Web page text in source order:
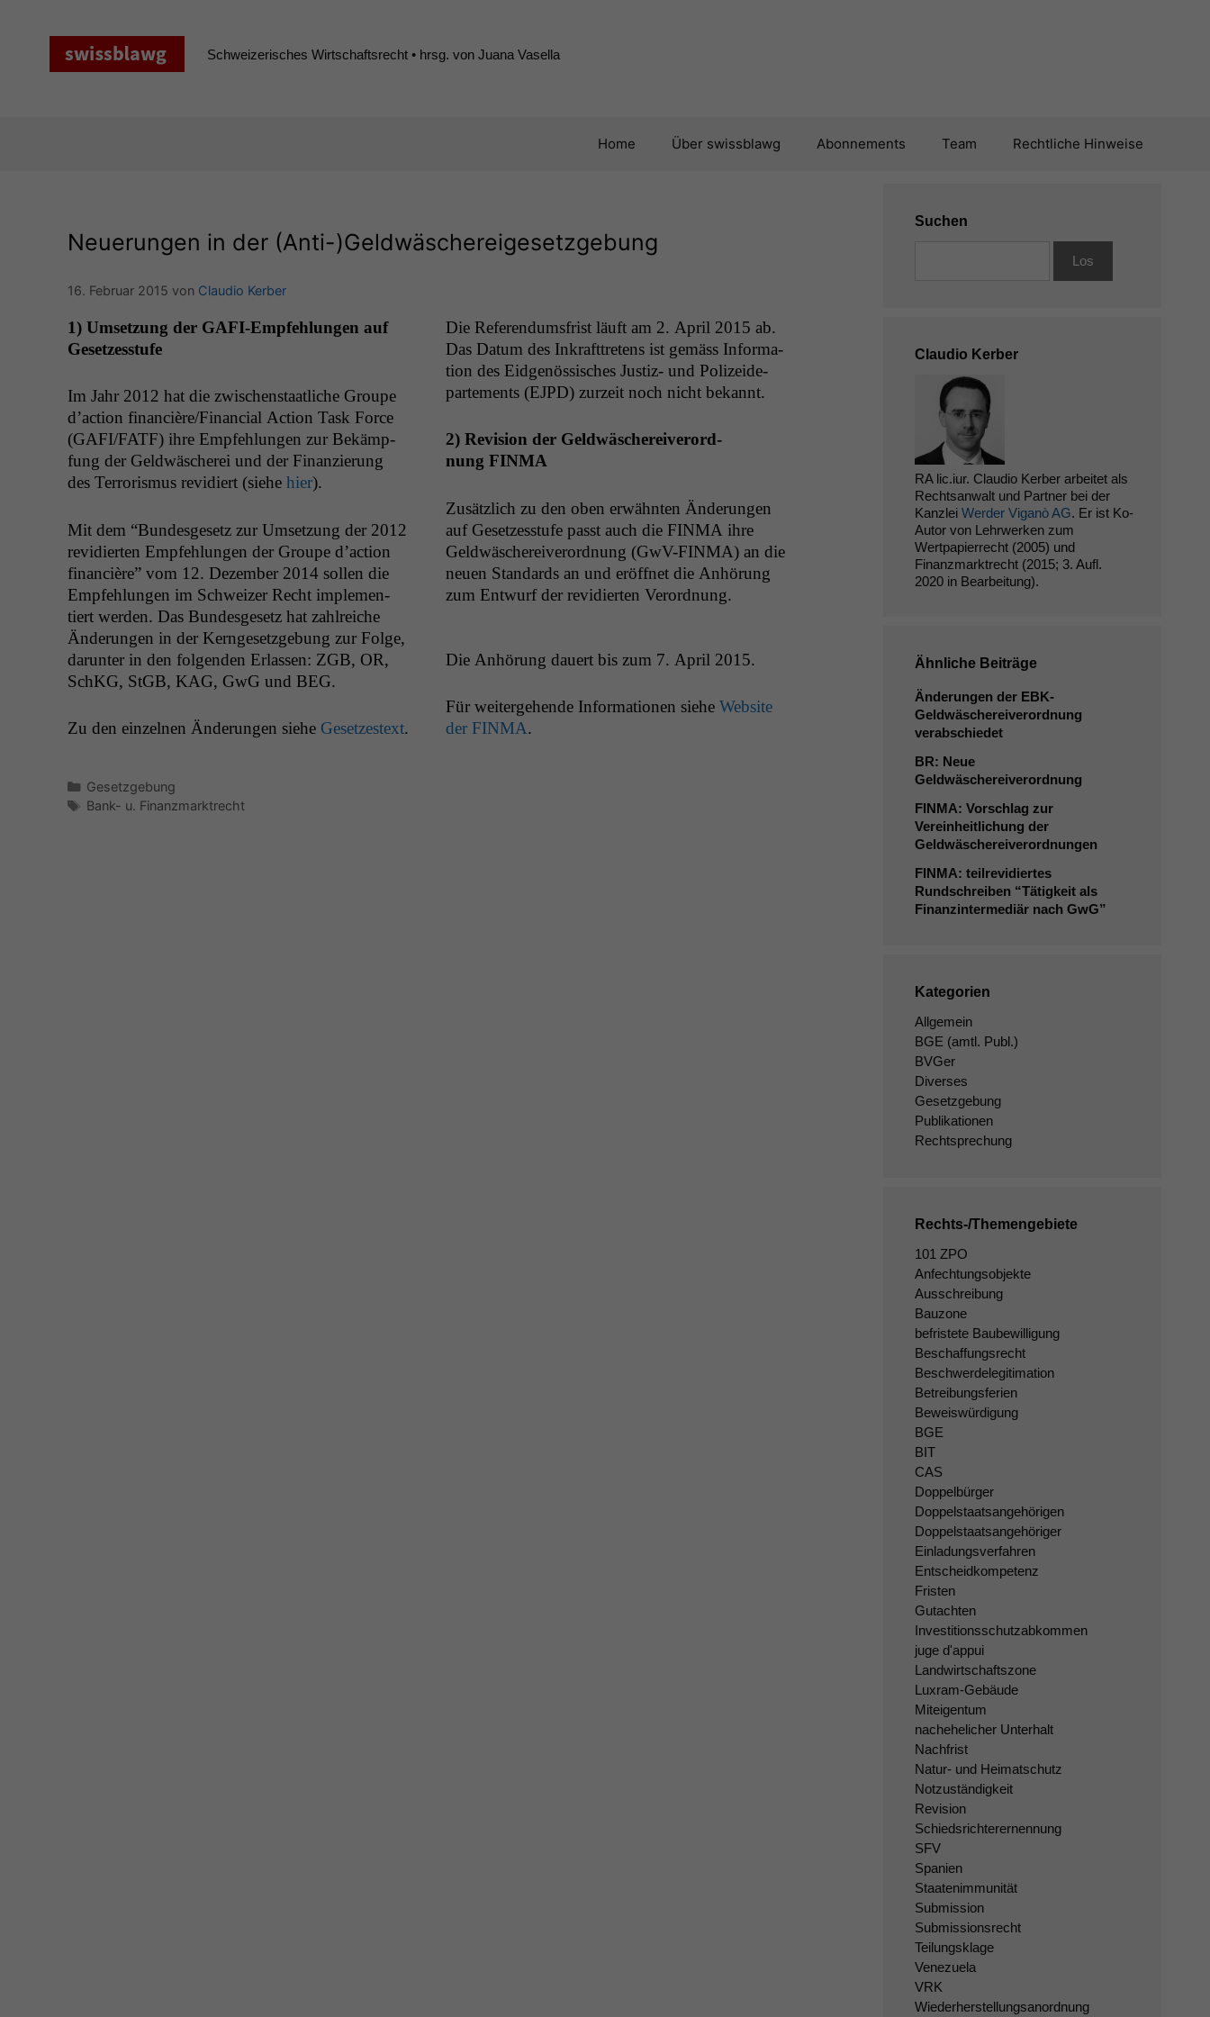
Schweizerisches Wirtschaftsrecht • hrsg. von Juana Vasella
Home Über swissblawg Abonnements Team Rechtliche Hinweise
Neuerungen in der (Anti-)Geldwäschereigesetzgebung
16. Februar 2015 von Claudio Kerber
1) Umset­zung der GAFI-Empfehlun­gen auf
Gesetzesstufe
Im Jahr 2012 hat die zwis­chen­staatliche Groupe
d’ac­tion financière/Financial Action Task Force
(GAFI/FATF) ihre Empfehlun­gen zur Bekämp­
fung der Geld­wäscherei und der Finanzierung
des Ter­ror­is­mus rev­i­diert (siehe hier).
Mit dem “Bun­des­ge­setz zur Umset­zung der 2012
rev­i­dierten Empfehlun­gen der Groupe d’action
finan­cière” vom 12. Dezem­ber 2014 sollen die
Empfehlun­gen im Schweiz­er Recht imple­men­
tiert wer­den. Das Bun­des­ge­setz hat zahlre­iche
Änderun­gen in der Kernge­set­zge­bung zur Folge,
darunter in den fol­gen­den Erlassen: ZGB, OR,
SchKG, StGB, KAG, GwG und BEG.
Zu den einzel­nen Änderun­gen siehe Geset­zes­text.
Die Ref­er­en­dums­frist läuft am 2. April 2015 ab.
Das Datum des Inkraft­tretens ist gemäss Infor­ma­
tion des Eid­genös­sis­ches Jus­tiz- und Polizei­de­
parte­ments (EJPD) zurzeit noch nicht bekannt.
2) Revi­sion der Geld­wäschereiverord­
nung FINMA
Zusät­zlich zu den oben erwäh­n­ten Änderun­gen
auf Geset­zesstufe passt auch die FINMA ihre
Geld­wäschereiverord­nung (GwV-FIN­MA) an die
neuen Stan­dards an und eröffnet die Anhörung
zum Entwurf der rev­i­dierten Verordnung.
Die Anhörung dauert bis zum 7. April 2015.
Für weit­erge­hende Infor­ma­tio­nen siehe Web­site
der FINMA.
Kategorien
Gesetzgebung
Schlagwörter
Bank- u. Finanzmarktrecht
Suchen
Claudio Kerber
RA lic.iur. Claudio Kerber arbeitet als
Rechtsanwalt und Partner bei der
Kanzlei Werder Viganò AG. Er ist Ko-
Autor von Lehrwerken zum
Wertpapierrecht (2005) und
Finanzmarktrecht (2015; 3. Aufl.
2020 in Bearbeitung).
Ähnliche Beiträge
Änderungen der EBK-
Geldwäschereiverordnung
verabschiedet
BR: Neue
Geldwäschereiverordnung
FINMA: Vorschlag zur
Vereinheitlichung der
Geldwäschereiverordnungen
FINMA: teilrevidiertes
Rundschreiben “Tätigkeit als
Finanzintermediär nach GwG”
Kategorien
Allgemein
BGE (amtl. Publ.)
BVGer
Diverses
Gesetzgebung
Publikationen
Rechtsprechung
Rechts-/Themengebiete
101 ZPO
Anfechtungsobjekte
Ausschreibung
Bauzone
befristete Baubewilligung
Beschaffungsrecht
Beschwerdelegitimation
Betreibungsferien
Beweiswürdigung
BGE
BIT
CAS
Doppelbürger
Doppelstaatsangehörigen
Doppelstaatsangehöriger
Einladungsverfahren
Entscheidkompetenz
Fristen
Gutachten
Investitionsschutzabkommen
juge d'appui
Landwirtschaftszone
Luxram-Gebäude
Miteigentum
nachehelicher Unterhalt
Nachfrist
Natur- und Heimatschutz
Notzuständigkeit
Revision
Schiedsrichterernennung
SFV
Spanien
Staatenimmunität
Submission
Submissionsrecht
Teilungsklage
Venezuela
VRK
Wiederherstellungsanordnung